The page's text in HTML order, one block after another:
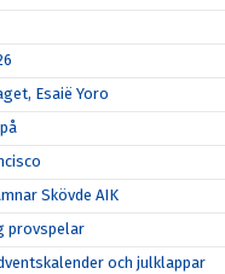
Esaië Yoro
Skövde AIK
provspelar
och julklappar